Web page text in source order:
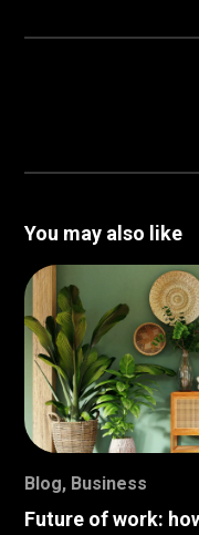
You may also like
Blog, Business
Future of work: